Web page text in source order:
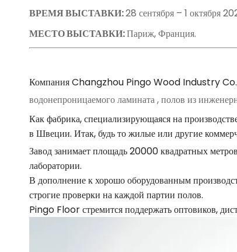
ВРЕМЯ ВЫСТАВКИ:28 сентября – 1 октября
МЕСТО ВЫСТАВКИ:Париж, Франция.
Компания Changzhou Pingo Wood Industry Co.,
водонепроницаемого ламината, полов из
Как фабрика, специализирующаяся на
в Швеции. Итак, будь то жилые или другие
Завод занимает площадь 20000 квадратных
лаборатории.
В дополнение к хорошо оборудованным
строгие проверки на каждой партии полов.
Pingo Floor стремится поддержать оптовиков,